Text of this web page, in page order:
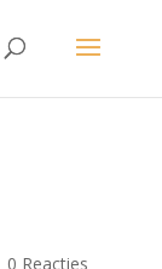
0 Reacties